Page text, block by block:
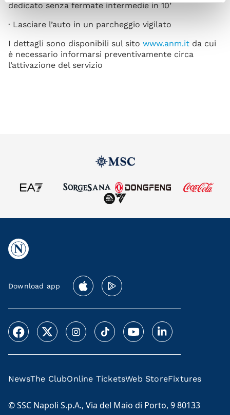
dedicato senza fermate intermedie in 10’
· Lasciare l’auto in un parcheggio vigilato
I dettagli sono disponibili sul sito www.anm.it da cui
è necessario informarsi preventivamente circa
l’attivazione del servizio
Download app
NewsThe ClubOnline TicketsWeb StoreFixtures
© SSC Napoli S.p.A., Via del Maio di Porto, 9 80133